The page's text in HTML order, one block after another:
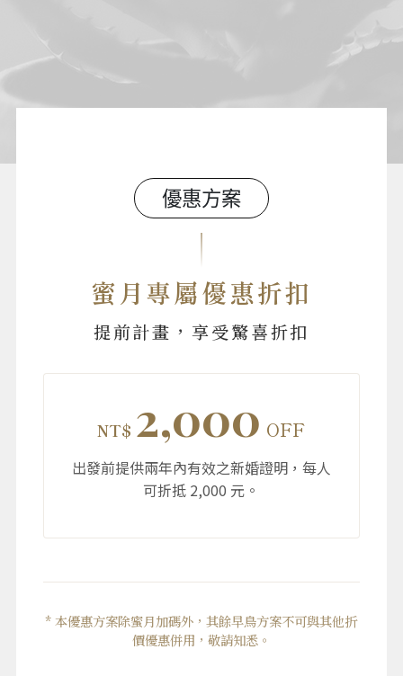
優惠方案
蜜月專屬優惠折扣
提前計畫，享受驚喜折扣
NT$ 2,000 OFF
出發前提供兩年內有效之新婚證明，每人
可折抵 2,000 元。
* 本優惠方案除蜜月加碼外，其餘早鳥方案不可與其他折
價優惠併用，敬請知悉。